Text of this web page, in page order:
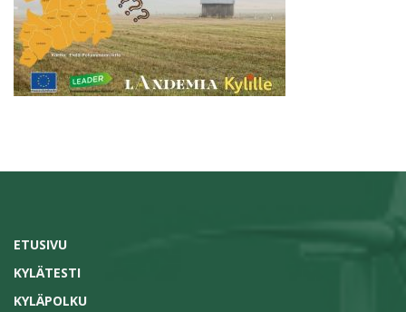
ETUSIVU
KYLÄTESTI
KYLÄPOLKU